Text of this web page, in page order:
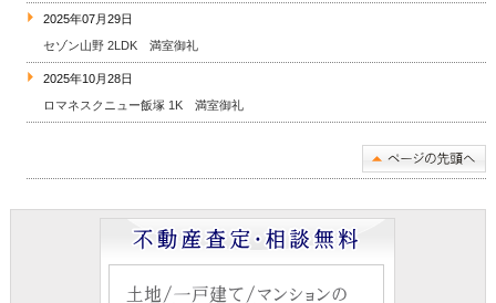
2025年07月29日
セゾン山野 2LDK 満室御礼
2025年10月28日
ロマネスクニュー飯塚 1K 満室御礼